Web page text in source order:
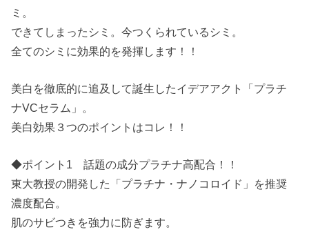
ミ。
できてしまったシミ。今つくられているシミ。
全てのシミに効果的を発揮します！！
美白を徹底的に追及して誕生したイデアアクト「プラチ
ナVCセラム」。
美白効果３つのポイントはコレ！！
◆ポイント1 話題の成分プラチナ高配合！！
東大教授の開発した「プラチナ・ナノコロイド」を推奨
濃度配合。
肌のサビつきを強力に防ぎます。